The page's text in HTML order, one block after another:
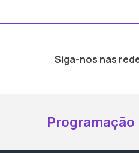
Siga-nos nas
Programação